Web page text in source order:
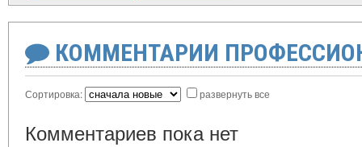
КОММЕНТАРИИ
Сортировка: развернуть все
Комментариев пока нет